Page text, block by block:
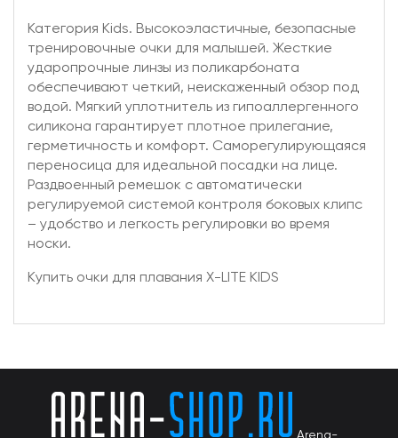
Категория Kids. Высокоэластичные, безопасные
тренировочные очки для малышей. Жесткие
ударопрочные линзы из поликарбоната
обеспечивают четкий, неискаженный обзор под
водой. Мягкий уплотнитель из гипоаллергенного
силикона гарантирует плотное прилегание,
герметичность и комфорт. Саморегулирующаяся
переносица для идеальной посадки на лице.
Раздвоенный ремешок с автоматически
регулируемой системой контроля боковых клипс
– удобство и легкость регулировки во время
носки.
Купить очки для плавания X-LITE KIDS
Arena-